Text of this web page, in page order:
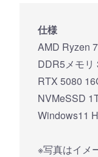
仕様
AMD Ryzen
DDR5メモリ
RTX 5080
NVMeSSD
Windows11
※写真はイメ